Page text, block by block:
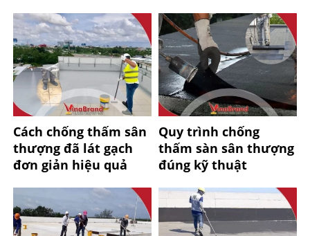
Cách chống thấm sân
thượng đã lát gạch
đơn giản hiệu quả
Quy trình chống
thấm sàn sân thượng
đúng kỹ thuật